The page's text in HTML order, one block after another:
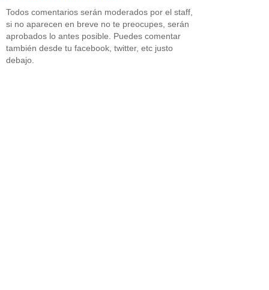
Todos comentarios serán moderados por el staff,
si no aparecen en breve no te preocupes, serán
aprobados lo antes posible. Puedes comentar
también desde tu facebook, twitter, etc justo
debajo.